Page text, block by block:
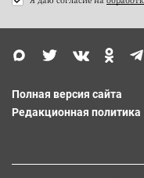
Полная версия сайта
Редакционная политика